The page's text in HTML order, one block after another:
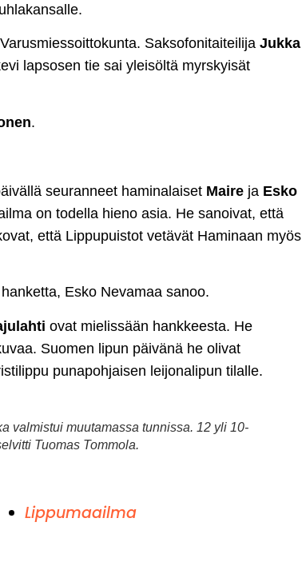
Saksofonitaiteilija Jukka
lapsosen tie sai yleisöltä myrskyisät
.
seuranneet haminalaiset Maire ja Esko
on todella hieno asia. He sanoivat, että
että Lippupuistot vetävät Haminaan myös
Esko Nevamaa sanoo.
ovat mielissään hankkeesta. He
Suomen lipun päivänä he olivat
punapohjaisen leijonalipun tilalle.
valmistui muutamassa tunnissa. 12 yli 10-
Tuomas Tommola.
Lippumaailma